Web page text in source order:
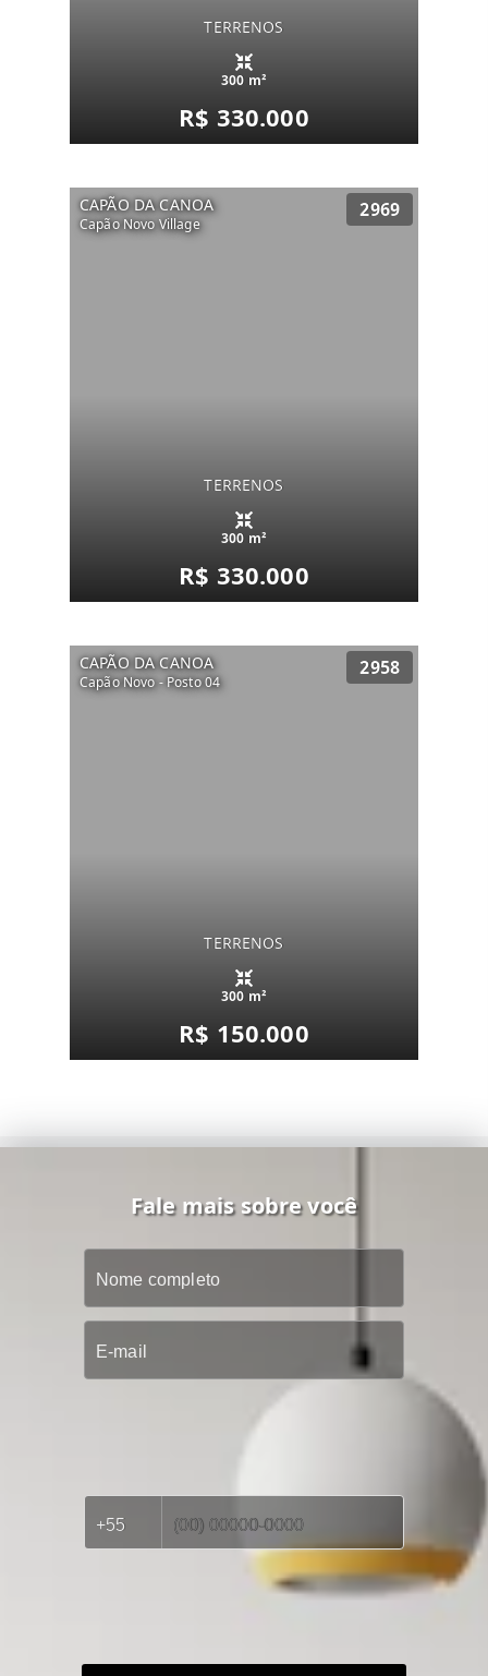
TERRENOS
300 m²
R$ 330.000
CAPÃO DA CANOA
Capão Novo Village
2969
TERRENOS
300 m²
R$ 330.000
CAPÃO DA CANOA
Capão Novo - Posto 04
2958
TERRENOS
300 m²
R$ 150.000
Fale mais sobre você